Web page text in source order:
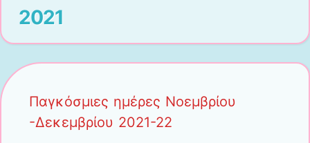
2021
Παγκόσμιες ημέρες Νοεμβρίου
-Δεκεμβρίου 2021-22